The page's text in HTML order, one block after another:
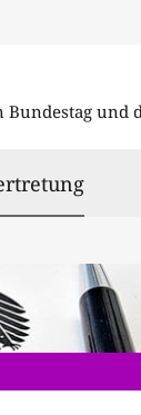
Bundestag und